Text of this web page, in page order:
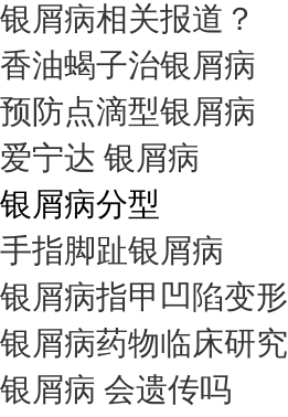
银屑病相关报道？
香油蝎子治银屑病
预防点滴型银屑病
爱宁达 银屑病
银屑病分型
手指脚趾银屑病
银屑病指甲凹陷变形
银屑病药物临床研究
银屑病 会遗传吗